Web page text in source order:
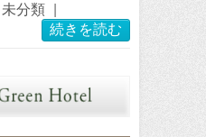
未分類
続きを読む